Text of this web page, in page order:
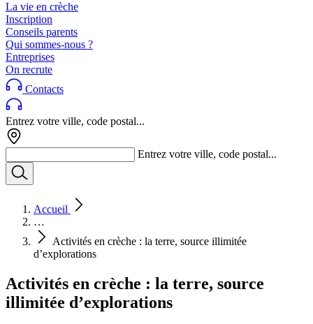
La vie en crèche
Inscription
Conseils parents
Qui sommes-nous ?
Entreprises
On recrute
Contacts
Entrez votre ville, code postal...
Entrez votre ville, code postal...
Accueil
…
Activités en crèche : la terre, source illimitée
d’explorations
Activités en crèche : la terre, source
illimitée d’explorations